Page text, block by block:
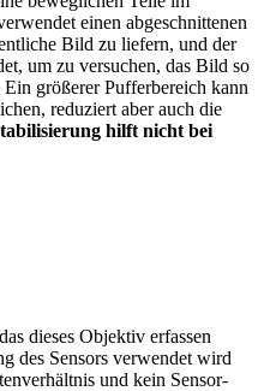
einen abgeschnittenen
Bild zu liefern, und der
um zu versuchen, das Bild so
größerer Pufferbereich kann
reduziert aber auch die
hilft nicht bei
dieses Objektiv erfassen
des Sensors verwendet wird
und kein Sensor-